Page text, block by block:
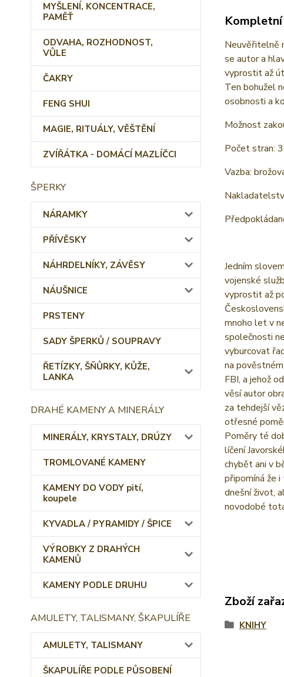
MYŠLENÍ, KONCENTRACE,
PAMĚŤ
ODVAHA, ROZHODNOST,
VŮLE
ČAKRY
FENG SHUI
MAGIE, RITUÁLY, VĚŠTĚNÍ
ZVÍŘÁTKA - DOMÁCÍ MAZLÍČCI
ŠPERKY
NÁRAMKY
PŘÍVĚSKY
NÁHRDELNÍKY, ZÁVĚSY
NÁUŠNICE
PRSTENY
SADY ŠPERKŮ / SOUPRAVY
ŘETÍZKY, ŠŇŮRKY, KŮŽE,
LANKA
DRAHÉ KAMENY A MINERÁLY
MINERÁLY, KRYSTALY, DRÚZY
TROMLOVANÉ KAMENY
KAMENY DO VODY pití,
koupele
KYVADLA / PYRAMIDY / ŠPICE
VÝROBKY Z DRAHÝCH
KAMENŮ
KAMENY PODLE DRUHU
AMULETY, TALISMANY, ŠKAPULÍŘE
AMULETY, TALISMANY
ŠKAPULÍŘE PODLE PŮSOBENÍ
Neuvěřitelně
se autor a
vyprostit až
Ten bohužel
osobnosti a
Možnost
Počet stran:
Vazba:
Jedním
vojenské
vyprostit až
mnoho let v
společnosti
vyburcovat
na
FBI, a jehož
věsí autor
za tehdejší
otřesné
Poměry té
líčení
chybět ani v
připomíná že
dnešní život,
novodobé
Zboží
KNIHY